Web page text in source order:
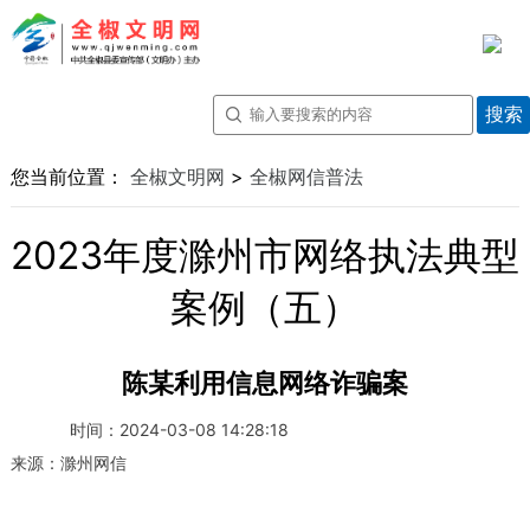
您当前位置： 全椒文明网 > 全椒网信普法
2023年度滁州市网络执法典型
案例（五）
陈某利用信息网络诈骗案
时间： 2024-03-08 14:28:18
来源： 滁州网信